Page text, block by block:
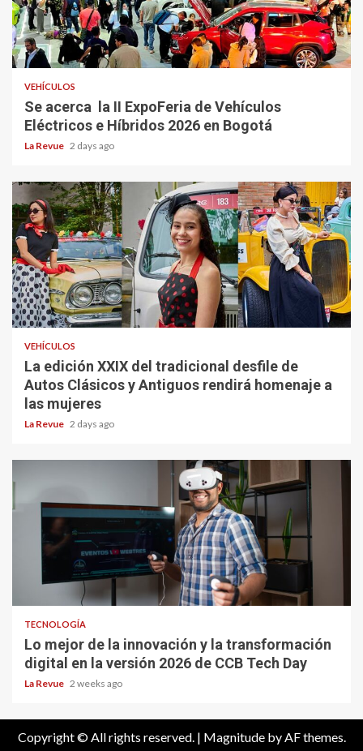
VEHÍCULOS
Se acerca la II ExpoFeria de Vehículos
Eléctricos e Híbridos 2026 en Bogotá
La Revue 2 days ago
VEHÍCULOS
La edición XXIX del tradicional desfile de
Autos Clásicos y Antiguos rendirá homenaje a
las mujeres
La Revue 2 days ago
TECNOLOGÍA
Lo mejor de la innovación y la transformación
digital en la versión 2026 de CCB Tech Day
La Revue 2 weeks ago
Copyright © All rights reserved. | Magnitudeby AF themes.